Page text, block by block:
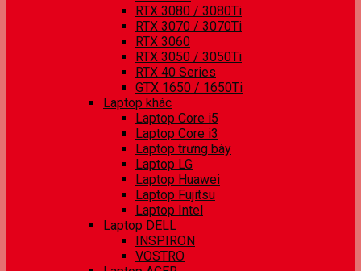
RTX 3080 / 3080Ti
RTX 3070 / 3070Ti
RTX 3060
RTX 3050 / 3050Ti
RTX 40 Series
GTX 1650 / 1650Ti
Laptop khác
Laptop Core i5
Laptop Core i3
Laptop trưng bày
Laptop LG
Laptop Huawei
Laptop Fujitsu
Laptop Intel
Laptop DELL
INSPIRON
VOSTRO